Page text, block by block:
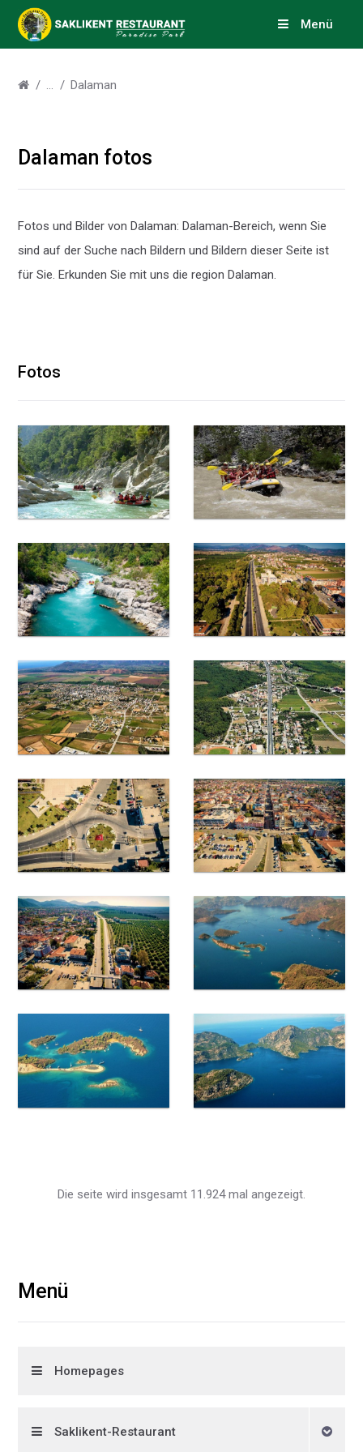
Menü
Dalaman
Dalaman fotos
Fotos und Bilder von Dalaman: Dalaman-Bereich, wenn Sie
sind auf der Suche nach Bildern und Bildern dieser Seite ist
für Sie. Erkunden Sie mit uns die region Dalaman.
Fotos
Die seite wird insgesamt 11.924 mal angezeigt.
Menü
Homepages
Saklikent-Restaurant